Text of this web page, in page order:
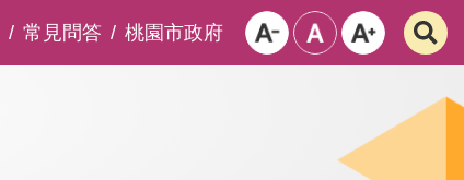
常見問答 桃園市政府